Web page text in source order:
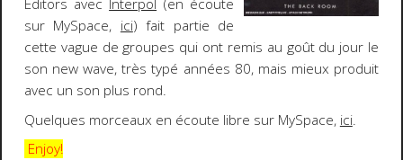
Editors avec Interpol (en écoute
sur MySpace, ici) fait partie de
cette vague de groupes qui ont remis au goût du jour le
son new wave, très typé années 80, mais mieux produit
avec un son plus rond.
Quelques morceaux en écoute libre sur MySpace, ici.
Enjoy!